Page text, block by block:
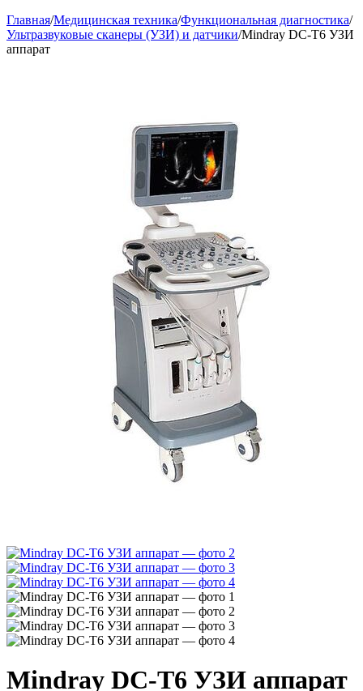
Главная/Медицинская техника/Функциональная диагностика/
Ультразвуковые сканеры (УЗИ) и датчики/Mindray DC-T6 УЗИ
аппарат
Mindray DC-T6 УЗИ аппарат